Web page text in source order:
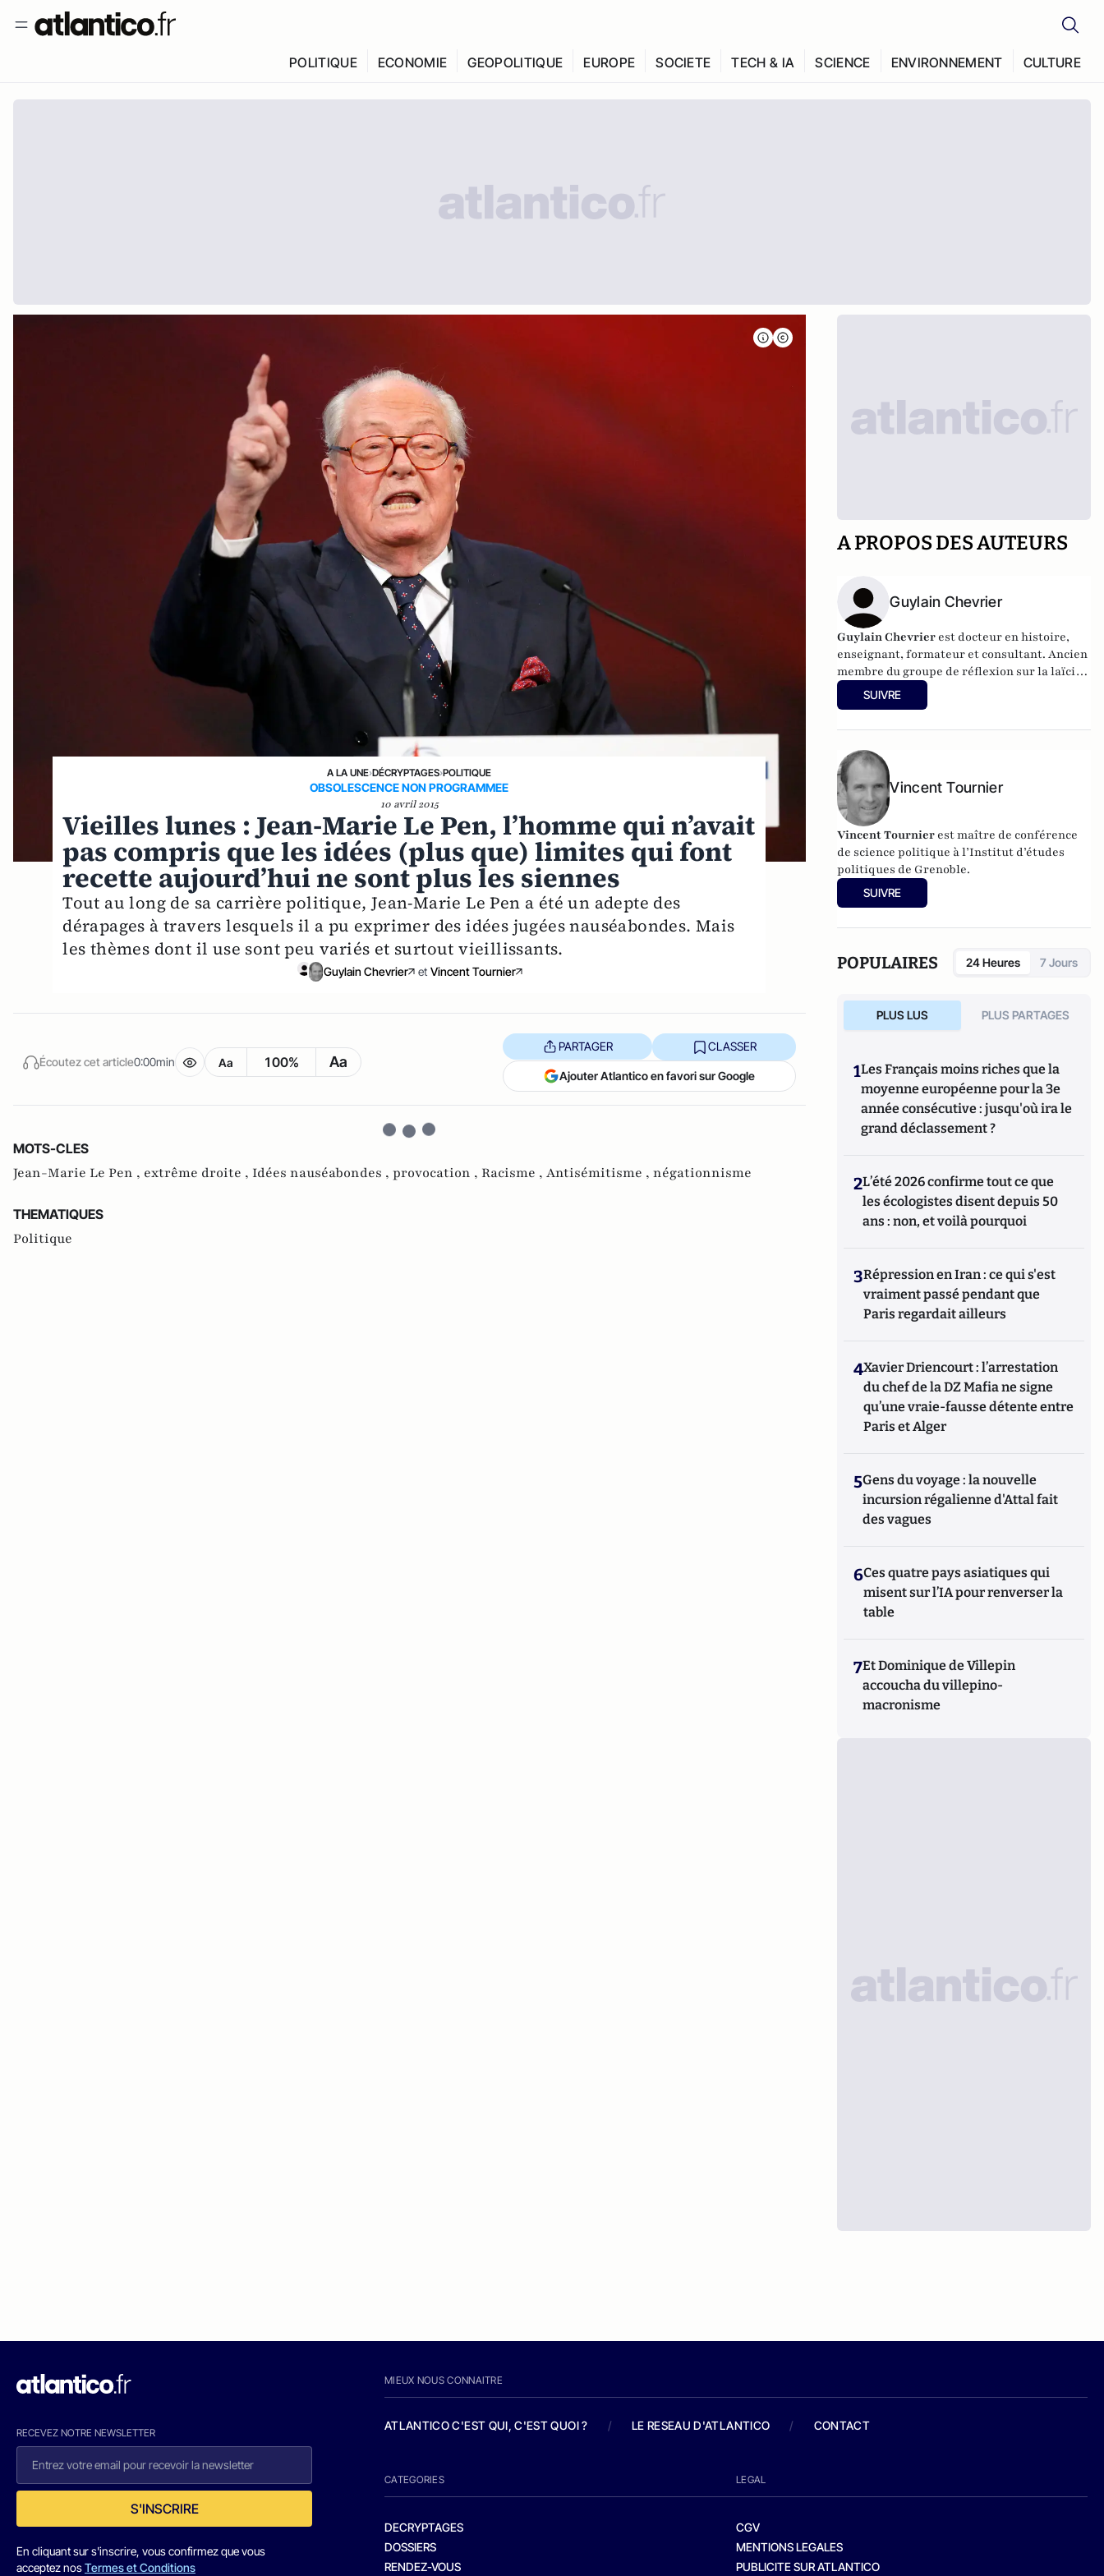
POLITIQUE ECONOMIE GEOPOLITIQUE EUROPE SOCIETE TECH & IA SCIENCE ENVIRONNEMENT CULTURE
A LA UNE›DÉCRYPTAGES›POLITIQUE
OBSOLESCENCE NON PROGRAMMEE
10 avril 2015
Vieilles lunes : Jean-Marie Le Pen, l’homme qui n’avait
pas compris que les idées (plus que) limites qui font
recette aujourd’hui ne sont plus les siennes
Tout au long de sa carrière politique, Jean-Marie Le Pen a été un adepte des
dérapages à travers lesquels il a pu exprimer des idées jugées nauséabondes. Mais
les thèmes dont il use sont peu variés et surtout vieillissants.
Guylain Chevrier et Vincent Tournier
Écoutez cet article0:00min Aa 100% Aa
PARTAGER CLASSER
Ajouter Atlantico en favori sur Google
MOTS-CLES
Jean-Marie Le Pen , extrême droite , Idées nauséabondes , provocation , Racisme , Antisémitisme , négationnisme
THEMATIQUES
Politique
A PROPOS DES AUTEURS
Guylain Chevrier
Guylain Chevrier est docteur en histoire,
enseignant, formateur et consultant. Ancien
membre du groupe de réflexion sur la laïcité
auprès du Haut conseil à l’intégration.
Dernier ouvrage :
SUIVRE
Vincent Tournier
Vincent Tournier est maître de conférence
de science politique à l’Institut d’études
politiques de Grenoble.
SUIVRE
POPULAIRES 24 Heures 7 Jours
PLUS LUS PLUS PARTAGES
1Les Français moins riches que la
moyenne européenne pour la 3e
année consécutive : jusqu'où ira le
grand déclassement ?
2L’été 2026 confirme tout ce que
les écologistes disent depuis 50
ans : non, et voilà pourquoi
3Répression en Iran : ce qui s'est
vraiment passé pendant que
Paris regardait ailleurs
4Xavier Driencourt : l’arrestation
du chef de la DZ Mafia ne signe
qu’une vraie-fausse détente entre
Paris et Alger
5Gens du voyage : la nouvelle
incursion régalienne d'Attal fait
des vagues
6Ces quatre pays asiatiques qui
misent sur l’IA pour renverser la
table
7Et Dominique de Villepin
accoucha du villepino-
macronisme
RECEVEZ NOTRE NEWSLETTER
S'INSCRIRE
En cliquant sur s'inscrire, vous confirmez que vous
acceptez nosTermes et Conditions
MIEUX NOUS CONNAITRE
ATLANTICO C'EST QUI, C'EST QUOI ? / LE RESEAU D'ATLANTICO / CONTACT
CATEGORIES
DECRYPTAGES
DOSSIERS
RENDEZ-VOUS
LEGAL
CGV
MENTIONS LEGALES
PUBLICITE SUR ATLANTICO